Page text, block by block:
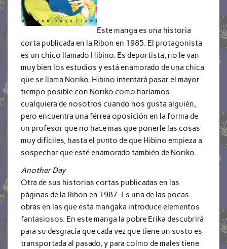
Este manga es una historia
corta publicada en la Ribon en 1985. El protagonista
es un chico llamado Hibino. Es deportista, no le van
muy bien los estudios y está enamorado de una chica
que se llama Noriko. Hibino intentará pasar el mayor
tiempo posible con Noriko como haríamos
cualquiera de nosotros cuando nos gusta alguién,
pero encuentra una férrea oposición en la forma de
un profesor que no hace mas que ponerle las cosas
muy difíciles, hasta el punto de que Hibino empieza a
sospechar que esté enamorado también de Noriko.
Another Day
Otra de sus historias cortas publicadas en las
páginas de la Ribon en 1987. Es una de las pocas
obras en las que esta mangaka introduce elementos
fantasiosos. En este manga la pobre Erika descubrirá
para su desgracia que cada vez que tiene un susto es
transportada al pasado, y para colmo de males tiene